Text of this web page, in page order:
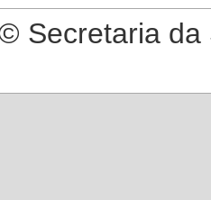
Secretaria